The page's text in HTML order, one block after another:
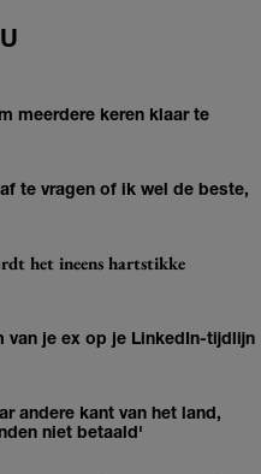
meerdere keren klaar te
te vragen of ik wel de beste,
het ineens hartstikke
van je ex op je LinkedIn-tijdlijn
andere kant van het land,
niet betaald'